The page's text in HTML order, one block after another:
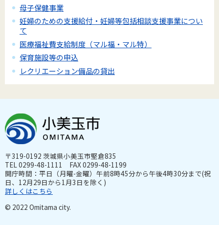
母子保健事業
妊婦のための支援給付・妊婦等包括相談支援事業につい
て
医療福祉費支給制度（マル福・マル特）
保育施設等の申込
レクリエーション備品の貸出
〒319-0192 茨城県小美玉市堅倉835
TEL 0299-48-1111 FAX 0299-48-1199
開庁時間：平日（月曜-金曜）午前8時45分から午後4時30分まで(祝
日、12月29日から1月3日を除く)
詳しくはこちら
© 2022 Omitama city.